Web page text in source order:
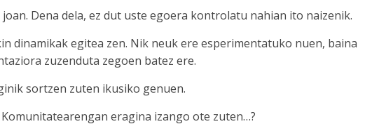
Dena dela, ez dut uste egoera kontrolatu nahian ito naizenik.
dinamikak egitea zen. Nik neuk ere esperimentatuko nuen, baina
zuzenduta zegoen batez ere.
sortzen zuten ikusiko genuen.
eragina izango ote zuten…?